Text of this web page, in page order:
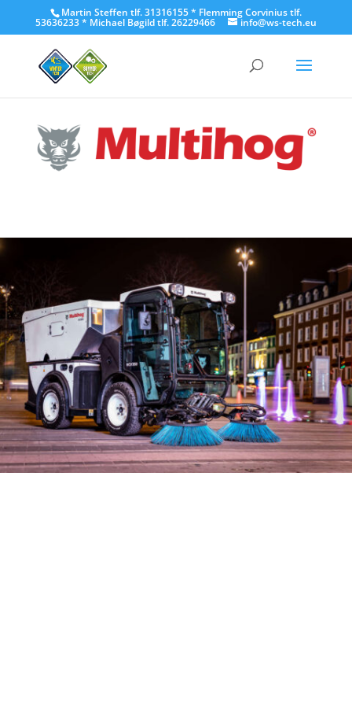
Martin Steffen tlf. 31316155 * Flemming Corvinius tlf.
53636233 * Michael Bøgild tlf. 26229466 info@ws-tech.eu